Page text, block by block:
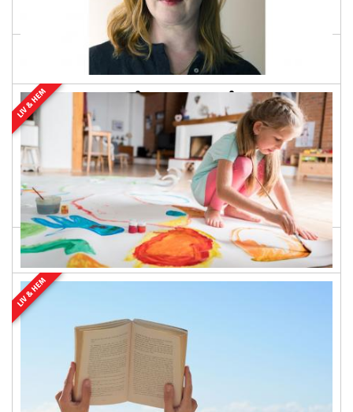
2020 låg andelen i stället på 6,7 procent....
”Fritids kan fånga upp sårbara barn
– men förutsättningarna är dåliga”
2026-06-26 03:00 PREMIUM
I en ny enkätrapport uppger hälften av föräldrarna att
deras barn med npf inte alls går på fritids, på grund av
uteblivet stöd, trytande ork eller...
LIV & HEM
Specialintressen vid autism – 8
lästips
2026-06-25 03:00
Personer med autism har inte sällan specialintressen.
Att fokusera på ett specifikt intresse kan både skänka
avkoppling och ge individen möjlighet...
LIV & HEM